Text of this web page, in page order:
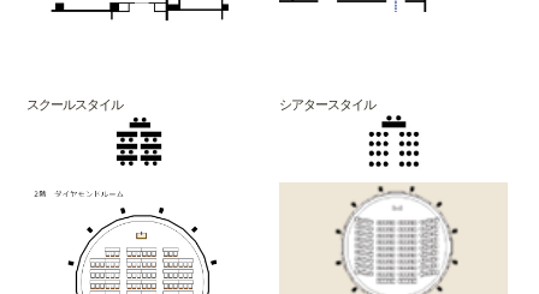
スクールスタイル シアタースタイル